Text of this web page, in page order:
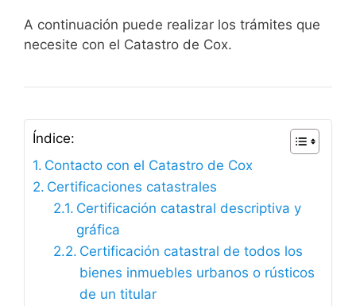
A continuación puede realizar los trámites que
necesite con el Catastro de Cox.
Índice:
Contacto con el Catastro de Cox
Certificaciones catastrales
Certificación catastral descriptiva y
gráfica
Certificación catastral de todos los
bienes inmuebles urbanos o rústicos
de un titular